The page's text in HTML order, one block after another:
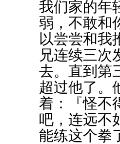
我们家的年
弱，不敢和
以尝尝和我
兄连续三次
去。直到第
超过他了。
着：『怪不
吧，连远不
能练这个拳